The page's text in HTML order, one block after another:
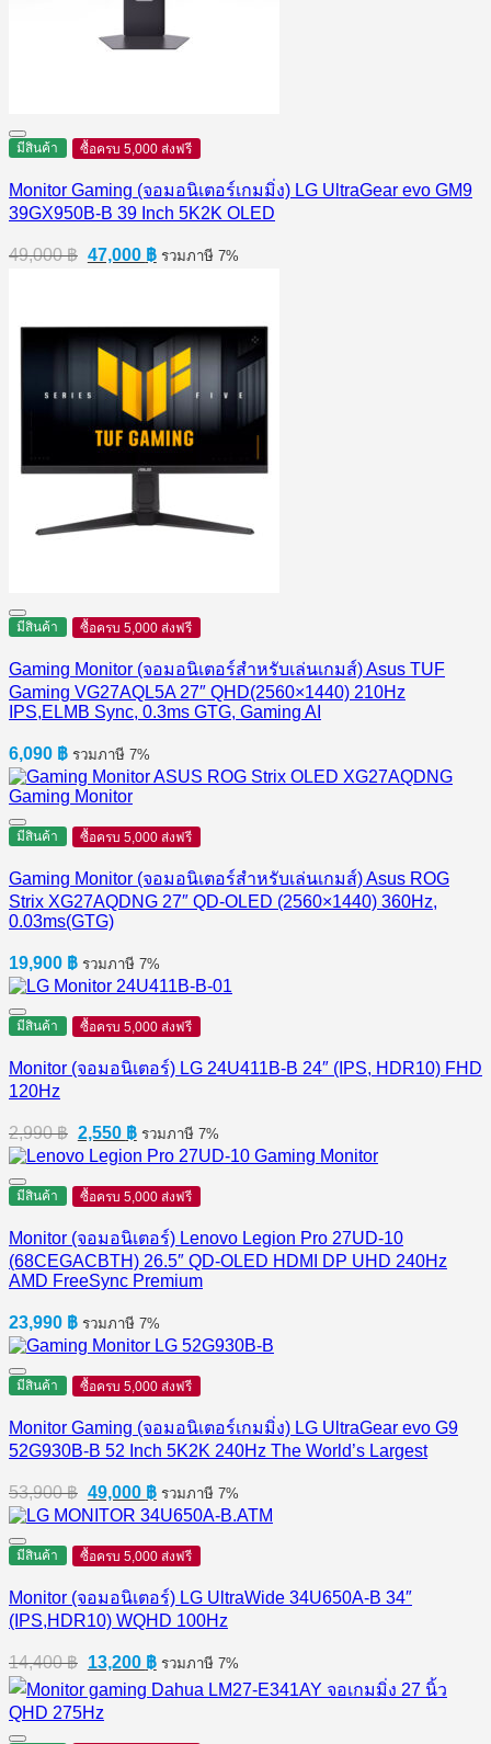
มีสินค้า ซื้อครบ 5,000 ส่งฟรี
Monitor Gaming (จอมอนิเตอร์เกมมิ่ง) LG UltraGear evo GM9
39GX950B-B 39 Inch 5K2K OLED
49,000฿ Original
price
47,000 ฿Current
price
รวมภาษี 7%
มีสินค้า ซื้อครบ 5,000 ส่งฟรี
Gaming Monitor (จอมอนิเตอร์สำหรับเล่นเกมส์) Asus TUF
Gaming VG27AQL5A 27″ QHD(2560×1440) 210Hz
IPS,ELMB Sync, 0.3ms GTG, Gaming AI
6,090 ฿ รวมภาษี 7%
มีสินค้า ซื้อครบ 5,000 ส่งฟรี
Gaming Monitor (จอมอนิเตอร์สำหรับเล่นเกมส์) Asus ROG
Strix XG27AQDNG 27″ QD-OLED (2560×1440) 360Hz,
0.03ms(GTG)
19,900 ฿ รวมภาษี 7%
มีสินค้า ซื้อครบ 5,000 ส่งฟรี
Monitor (จอมอนิเตอร์) LG 24U411B-B 24″ (IPS, HDR10) FHD
120Hz
2,990฿ Original
price
was:
2,990 ฿.
2,550 ฿Current
price
is:
2,550 ฿.
รวมภาษี 7%
มีสินค้า ซื้อครบ 5,000 ส่งฟรี
Monitor (จอมอนิเตอร์) Lenovo Legion Pro 27UD-10
(68CEGACBTH) 26.5″ QD-OLED HDMI DP UHD 240Hz
AMD FreeSync Premium
23,990 ฿ รวมภาษี 7%
มีสินค้า ซื้อครบ 5,000 ส่งฟรี
Monitor Gaming (จอมอนิเตอร์เกมมิ่ง) LG UltraGear evo G9
52G930B-B 52 Inch 5K2K 240Hz The World’s Largest
53,900฿ Original
price
was:
53,900 ฿.
49,000 ฿Current
price
is:
49,000 ฿.
รวมภาษี 7%
มีสินค้า ซื้อครบ 5,000 ส่งฟรี
Monitor (จอมอนิเตอร์) LG UltraWide 34U650A-B 34″
(IPS,HDR10) WQHD 100Hz
14,400฿ Original
price
was:
14,400 ฿.
13,200 ฿Current
price
is:
รวมภาษี 7%